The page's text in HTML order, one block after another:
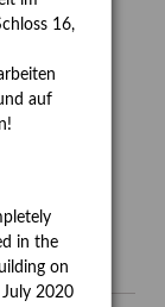
16,
auf
in the
on
2020